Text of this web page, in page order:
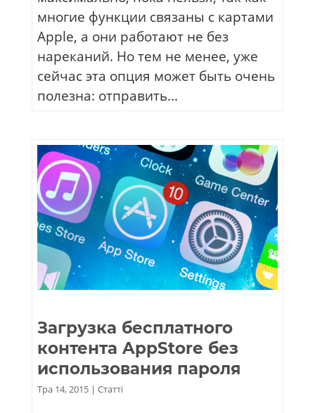
многие функции связаны с картами
Apple, а они работают не без
нареканий. Но тем не менее, уже
сейчас эта опция может быть очень
полезна: отправить...
Загрузка бесплатного
контента AppStore без
использования пароля
Тра 14, 2015| Статті